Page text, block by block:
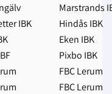
Marstrands
IBK
Hindås IBK
Eken IBK
Pixbo IBK
FBC Lerum
FBC Lerum